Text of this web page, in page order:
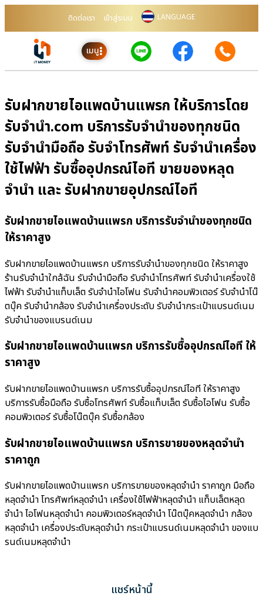
ติดต่อเรา เข้าสู่ระบบ LANGUAGE
เมนู
รับฝากขายไอแพดบ้านแพรก ให้บริการโดย
รับจํานํา.com บริการรับจำนำของทุกชนิด
รับจำนำมือถือ รับจำโทรศัพท์ รับจำนำเครื่อง
ใช้ไฟฟ้า รับซื้ออุปกรณ์ไอที ขายของหลุด
จำนำ และ รับฝากขายอุปกรณ์ไอที
รับฝากขายไอแพดบ้านแพรก บริการรับจำนำของทุกชนิด
ให้ราคาสูง
รับฝากขายไอแพดบ้านแพรก บริการรับจำนำของทุกชนิด ให้ราคาสูง
ร้านรับจํานําใกล้ฉัน รับจำนำมือถือ รับจำนำโทรศัพท์ รับจำนำเครื่องใช้
ไฟฟ้า รับจำนำแท็บเล็ต รับจำนำไอโฟน รับจำนำคอมพิวเตอร์ รับจำนำโน๊
ตบุ๊ค รับจำนำกล้อง รับจำนำเครื่องประดับ รับจำนำกระเป๋าแบรนด์เนม
รับจำนำของแบรนด์เนม
รับฝากขายไอแพดบ้านแพรก บริการรับซื้ออุปกรณ์ไอที ให้
ราคาสูง
รับฝากขายไอแพดบ้านแพรก บริการรับซื้ออุปกรณ์ไอที ให้ราคาสูง
บริการรับซื้อมือถือ รับซื้อโทรศัพท์ รับซื้อแท็บเล็ต รับซื้อไอโฟน รับซื้อ
คอมพิวเตอร์ รับซื้อโน๊ตบุ๊ค รับซื้อกล้อง
รับฝากขายไอแพดบ้านแพรก บริการขายของหลุดจำนำ
ราคาถูก
รับฝากขายไอแพดบ้านแพรก บริการขายของหลุดจำนำ ราคาถูก มือถือ
หลุดจำนำ โทรศัพท์หลุดจำนำ เครื่องใช้ไฟฟ้าหลุดจำนำ แท็บเล็ตหลุด
จำนำ ไอโฟนหลุดจำนำ คอมพิวเตอร์หลุดจำนำ โน๊ตบุ๊คหลุดจำนำ กล้อง
หลุดจำนำ เครื่องประดับหลุดจำนำ กระเป๋าแบรนด์เนมหลุดจำนำ ของแบ
รนด์เนมหลุดจำนำ
แชร์หน้านี้